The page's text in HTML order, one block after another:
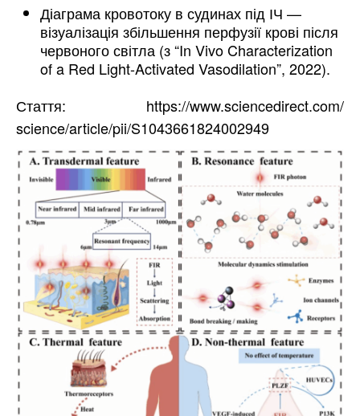
Діаграма кровотоку в судинах під ІЧ —
візуалізація збільшення перфузії крові після
червоного світла (з “In Vivo Characterization
of a Red Light-Activated Vasodilation”, 2022).
Стаття: https://www.sciencedirect.com/
science/article/pii/S1043661824002949